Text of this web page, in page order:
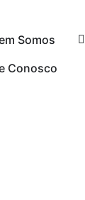
Somos
Conosco